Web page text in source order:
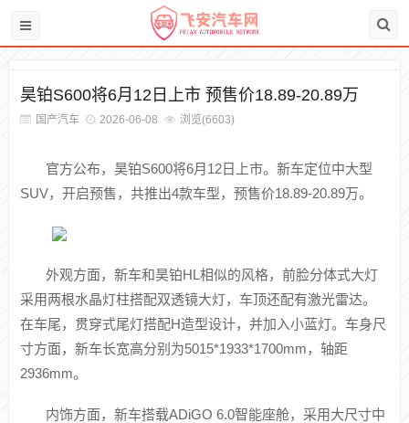
昊铂S600将6月12日上市 预售价18.89-20.89万
国产汽车 2026-06-08 浏览(6603)
官方公布，昊铂S600将6月12日上市。 新车定位中大型
SUV， 开启预售，共推出4款车型，预售价18.89-20.89万。
外观方面，新车和昊铂HL相似的风格，前脸分体式大灯
采用两根水晶灯柱搭配双透镜大灯，车顶还配有激光雷达。
在车尾，贯穿式尾灯搭配H造型设计，并加入小蓝灯。车身尺
寸方面，新车长宽高分别为5015*1933*1700mm，轴距
2936mm。
内饰方面，新车搭载ADiGO 6.0智能座舱，采用大尺寸中